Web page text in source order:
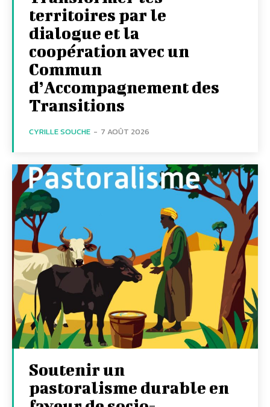
territoires par le
dialogue et la
coopération avec un
Commun
d’Accompagnement des
Transitions
CYRILLE SOUCHE - 7 AOÛT 2026
Soutenir un
pastoralisme durable en